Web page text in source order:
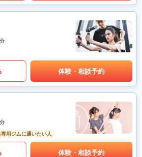
体験・相談予約
用ジムに通いたい人
体験・相談予約